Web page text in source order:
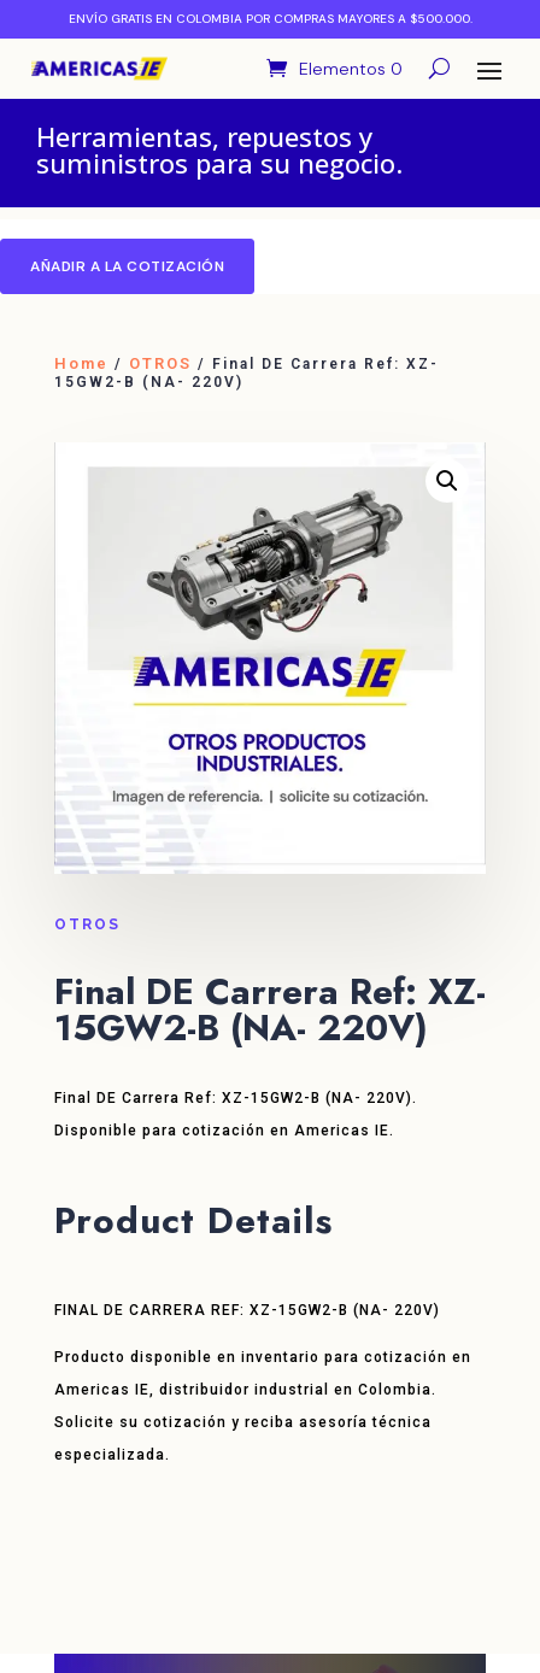
ENVÍO GRATIS EN COLOMBIA POR COMPRAS MAYORES A $500.000.
Elementos 0
Herramientas, repuestos y
suministros para su negocio.
AÑADIR A LA COTIZACIÓN
Home / OTROS / Final DE Carrera Ref: XZ-
15GW2-B (NA- 220V)
OTROS
Final DE Carrera Ref: XZ-
15GW2-B (NA- 220V)
Final DE Carrera Ref: XZ-15GW2-B (NA- 220V).
Disponible para cotización en Americas IE.
Product Details
FINAL DE CARRERA REF: XZ-15GW2-B (NA- 220V)
Producto disponible en inventario para cotización en
Americas IE, distribuidor industrial en Colombia.
Solicite su cotización y reciba asesoría técnica
especializada.